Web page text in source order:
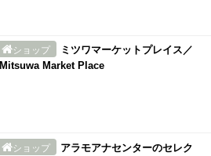
ショップ
ミツワマーケットプレイス／
Mitsuwa Market Place
ショップ
アラモアナセンターのセレク